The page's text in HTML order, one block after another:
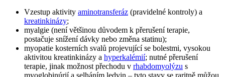
Vzestup aktivity aminotransferáz (pravidelné kontroly) a
kreatinkinázy;
myalgie (není většinou důvodem k přerušení terapie,
postačuje snížení dávky nebo změna statinu);
myopatie kosterních svalů projevující se bolestmi, vysokou
aktivitou kreatinkinázy a hyperkalémií; nutné přerušení
terapie, jinak možnost přechodu v rhabdomyolýzu s